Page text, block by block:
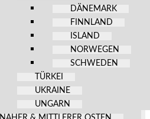
DÄNEMARK
FINNLAND
ISLAND
NORWEGEN
SCHWEDEN
TÜRKEI
UKRAINE
UNGARN